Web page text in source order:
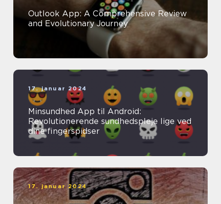
Outlook App: A Comprehensive Review
and Evolutionary Journey
17. januar 2024
Minsundhed App til Android:
Revolutionerende sundhedspleje lige ved
dine fingerspidser
17. januar 2024